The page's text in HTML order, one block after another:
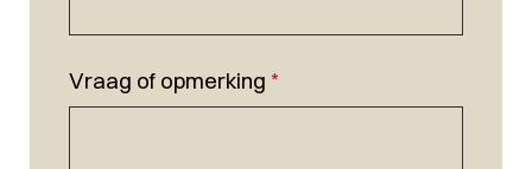
Vraag of opmerking *